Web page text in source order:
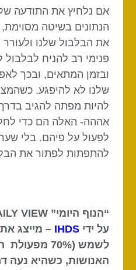
אם נלחיץ את התודעה
הנתונים בשיטה מסוימת,
את הבלבול שלנו
פנימי רב להניח לבלבול
ובזמן המתאים, ובכך
שלנו לא להיפגע.
להיות מפתה להגיב
אההה- האלה הם כדי
להתפתות לפתור את
על ידיIHDS – מייצג
לשמש (70%
האנושות, כשהיא נעה